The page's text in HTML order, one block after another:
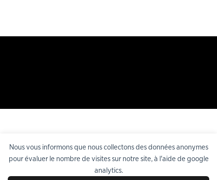
Nous vous informons que nous collectons des données anonymes
pour évaluer le nombre de visites sur notre site, à l'aide de google
analytics.
©Nouveau Théâtre de l'Atalante, tous droits réservés. Propulsé parBee